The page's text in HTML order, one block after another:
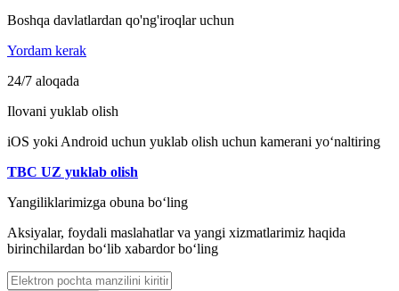
Boshqa davlatlardan qo'ng'iroqlar uchun
Yordam kerak
24/7 aloqada
Ilovani yuklab olish
iOS yoki Android uchun yuklab olish uchun kamerani yo‘naltiring
TBC UZ yuklab olish
Yangiliklarimizga obuna bo‘ling
Aksiyalar, foydali maslahatlar va yangi xizmatlarimiz haqida
birinchilardan bo‘lib xabardor bo‘ling